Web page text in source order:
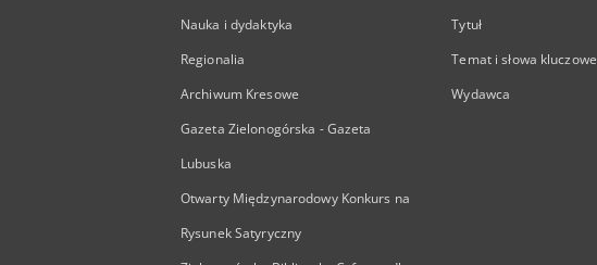
Nauka i dydaktyka
Regionalia
Archiwum Kresowe
Gazeta Zielonogórska - Gazeta
Lubuska
Otwarty Międzynarodowy Konkurs na
Rysunek Satyryczny
Tytuł
Temat i słowa kluczowe
Wydawca